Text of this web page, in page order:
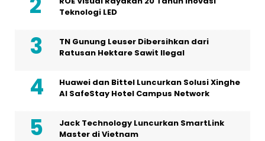
Teknologi LED
TN Gunung Leuser Dibersihkan dari
Ratusan Hektare Sawit Ilegal
Huawei dan Bittel Luncurkan Solusi Xinghe
Al SafeStay Hotel Campus Network
Jack Technology Luncurkan SmartLink
Master di Vietnam